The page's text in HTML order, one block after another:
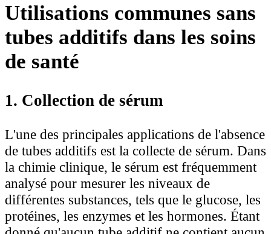
Utilisations communes sans
tubes additifs dans les soins
de santé
1. Collection de sérum
L'une des principales applications de l'absence
de tubes additifs est la collecte de sérum. Dans
la chimie clinique, le sérum est fréquemment
analysé pour mesurer les niveaux de
différentes substances, tels que le glucose, les
protéines, les enzymes et les hormones. Étant